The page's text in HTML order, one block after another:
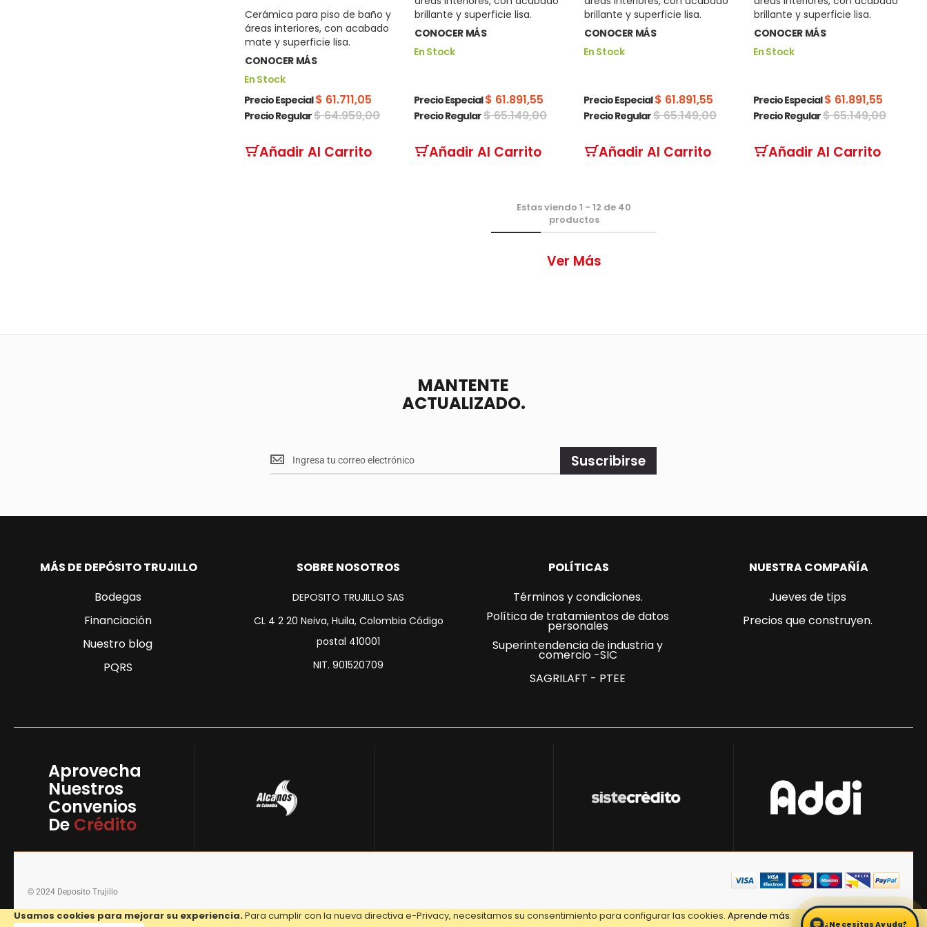
Usamos cookies para mejorar su experiencia.Para cumplir con la nueva directiva e-Privacy, necesitamos su consentimiento para configurar las cookies. Aprende más.
Cerámica para piso de baño y
áreas interiores, con acabado
mate y superficie lisa.
CONOCER MÁS
En Stock
Precio Especial $ 61.711,05
Precio Regular$ 64.959,00
Añadir Al Carrito
brillante y superficie lisa.
CONOCER MÁS
En Stock
Precio Especial $ 61.891,55
Precio Regular$ 65.149,00
Añadir Al Carrito
brillante y superficie lisa.
CONOCER MÁS
En Stock
Precio Especial $ 61.891,55
Precio Regular$ 65.149,00
Añadir Al Carrito
brillante y superficie lisa.
CONOCER MÁS
En Stock
Precio Especial $ 61.891,55
Precio Regular$ 65.149,00
Añadir Al Carrito
Estas viendo 1 - 12 de 40
productos
Ver Más
MANTENTE
ACTUALIZADO.
Mantente
<br>
Suscribirse
MÁS DE DEPÓSITO TRUJILLO
Bodegas
Financiación
Nuestro blog
PQRS
SOBRE NOSOTROS
DEPOSITO TRUJILLO SAS
CL 4 2 20 Neiva, Huila, Colombia Código
postal 410001
NIT. 901520709
POLÍTICAS
Términos y condiciones.
Política de tratamientos de datos
personales
Superintendencia de industria y
comercio -SIC
SAGRILAFT - PTEE
NUESTRA COMPAÑÍA
Jueves de tips
Precios que construyen.
Aprovecha
Nuestros
Convenios
De Crédito
© 2024 Deposito Trujillo
💬 ¿Necesitas Ayuda?